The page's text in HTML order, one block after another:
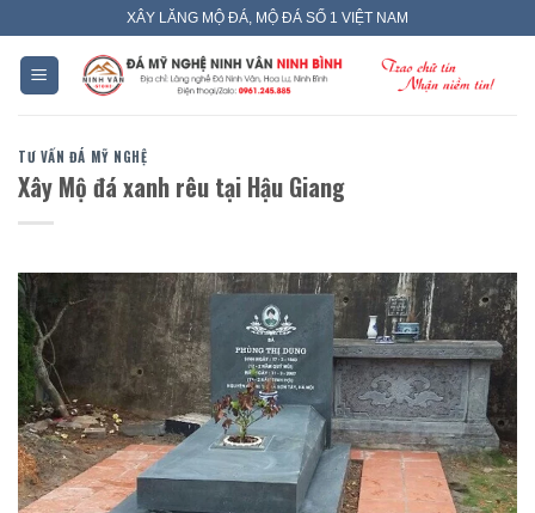
content
XÂY LĂNG MỘ ĐÁ, MỘ ĐÁ SỐ 1 VIỆT NAM
TƯ VẤN ĐÁ MỸ NGHỆ
Xây Mộ đá xanh rêu tại Hậu Giang